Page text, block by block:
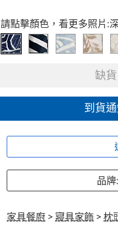
Select product
請點擊顏色，看更多照片:
缺貨
到貨
品
家具餐廚 > 寢具家飾 > 枕